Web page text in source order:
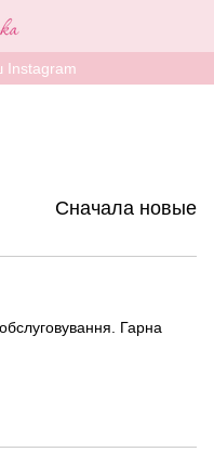
Instagram
Сначала новые
Гарна